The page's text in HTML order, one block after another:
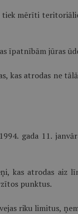
mērīti
īpatnībām jūras
kas atrodas ne
gada 11.
kas atrodas aiz
punktus.
riku limitus,